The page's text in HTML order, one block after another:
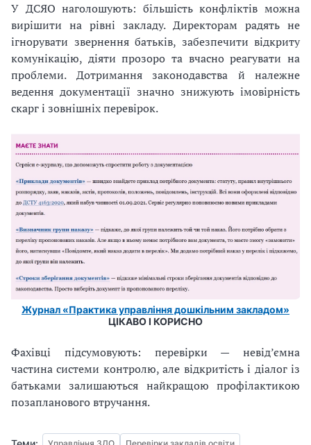
У ДСЯО наголошують: більшість конфліктів можна
вирішити на рівні закладу. Директорам радять не
ігнорувати звернення батьків, забезпечити відкриту
комунікацію, діяти прозоро та вчасно реагувати на
проблеми. Дотримання законодавства й належне
ведення документації значно знижують імовірність
скарг і зовнішніх перевірок.
Журнал «Практика управління дошкільним закладом»
ЦІКАВО І КОРИСНО
Фахівці підсумовують: перевірки — невід’ємна
частина системи контролю, але відкритість і діалог із
батьками залишаються найкращою профілактикою
позапланового втручання.